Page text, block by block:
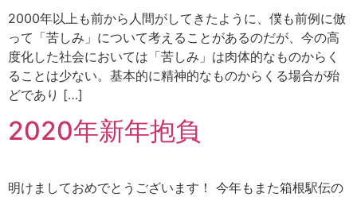
2000年以上も前から人間がしてきたように、僕も前例に倣
って「苦しみ」について考えることがあるのだが、今の高
度化した社会においては「苦しみ」は肉体的なものからく
ることは少ない。基本的に精神的なものからくる場合が殆
どであり […]
2020年新年抱負
明けましておめでとうございます！ 今年もまた箱根駅伝の